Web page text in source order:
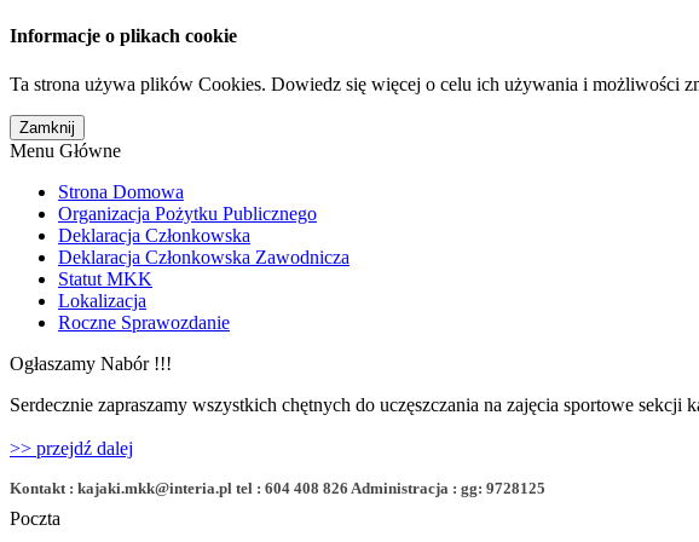
Informacje o plikach cookie
Ta strona używa plików Cookies. Dowiedz się więcej o celu ich używania i możliwości
Menu Główne
Strona Domowa
Organizacja Pożytku Publicznego
Deklaracja Członkowska
Deklaracja Członkowska Zawodnicza
Statut MKK
Lokalizacja
Roczne Sprawozdanie
Ogłaszamy Nabór !!!
Serdecznie zapraszamy wszystkich chętnych do uczęszczania na zajęcia sportowe sekcji
>> przejdź dalej
Kontakt : kajaki.mkk@interia.pl tel : 604 408 826 Administracja : gg: 9728125
Poczta